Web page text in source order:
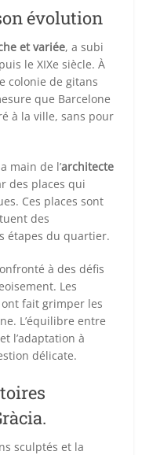
évolution
et variée, a subi
le XIXe siècle. À
colonie de gitans
que Barcelone
à la ville, sans pour
main de l’architecte
des places qui
Ces places sont
des
étapes du quartier.
à des défis
Les
fait grimper les
L’équilibre entre
et l’adaptation à
délicate.
sculptés et la